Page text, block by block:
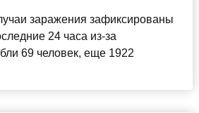
заражения зафиксированы
24 часа из-за
69 человек, еще 1922